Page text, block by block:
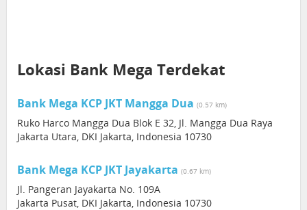
Lokasi Bank Mega Terdekat
Bank Mega KCP JKT Mangga Dua (0.57 km)
Ruko Harco Mangga Dua Blok E 32, Jl. Mangga Dua Raya
Jakarta Utara, DKI Jakarta, Indonesia 10730
Bank Mega KCP JKT Jayakarta (0.67 km)
Jl. Pangeran Jayakarta No. 109A
Jakarta Pusat, DKI Jakarta, Indonesia 10730